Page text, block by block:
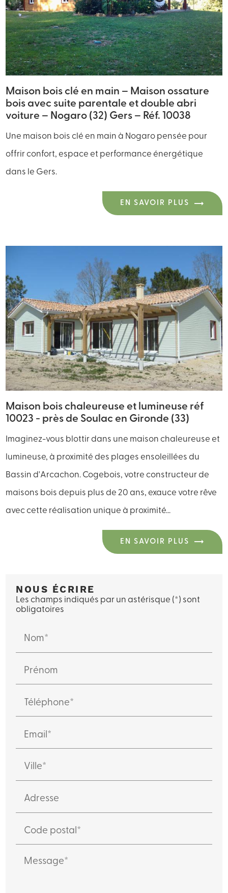
Maison bois clé en main – Maison ossature
bois avec suite parentale et double abri
voiture – Nogaro (32) Gers – Réf. 10038
Une maison bois clé en main à Nogaro pensée pour
offrir confort, espace et performance énergétique
dans le Gers.
EN SAVOIR PLUS
Maison bois chaleureuse et lumineuse réf
10023 - près de Soulac en Gironde (33)
Imaginez-vous blottir dans une maison chaleureuse et
lumineuse, à proximité des plages ensoleillées du
Bassin d'Arcachon. Cogebois, votre constructeur de
maisons bois depuis plus de 20 ans, exauce votre rêve
avec cette réalisation unique à proximité...
EN SAVOIR PLUS
NOUS ÉCRIRE
Les champs indiqués par un astérisque (*) sont
obligatoires
Nom*
Prénom
Téléphone*
Email*
Ville*
Adresse
Code postal*
Message*